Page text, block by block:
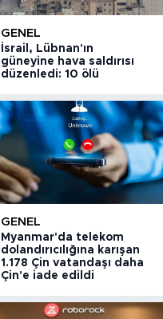
GENEL
İsrail, Lübnan'ın
güneyine hava saldırısı
düzenledi: 10 ölü
GENEL
Myanmar'da telekom
dolandırıcılığına karışan
1.178 Çin vatandaşı daha
Çin'e iade edildi